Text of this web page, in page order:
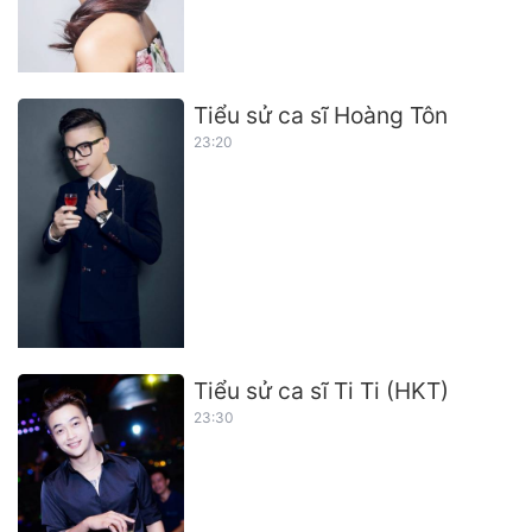
Tiểu sử ca sĩ Hoàng Tôn
23:20
Tiểu sử ca sĩ Ti Ti (HKT)
23:30